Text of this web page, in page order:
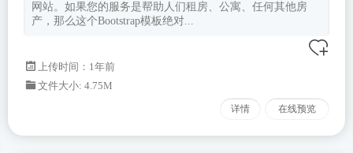
网站。如果您的服务是帮助人们租房、公寓、任何其他房
产，那么这个Bootstrap模板绝对...
上传时间：1年前
文件大小: 4.75M
详情 在线预览